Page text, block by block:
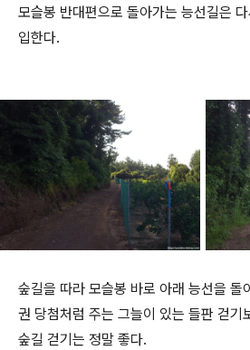
모슬봉 반대편으로 돌아가는 능선길은
입한다.
숲길을 따라 모슬봉 바로 아래 능선을 돌
권 당첨처럼 주는 그늘이 있는 들판 걷기
숲길 걷기는 정말 좋다.